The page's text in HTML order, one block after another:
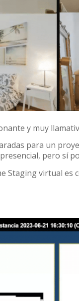
y muy
para un
pero sí
Staging virtual